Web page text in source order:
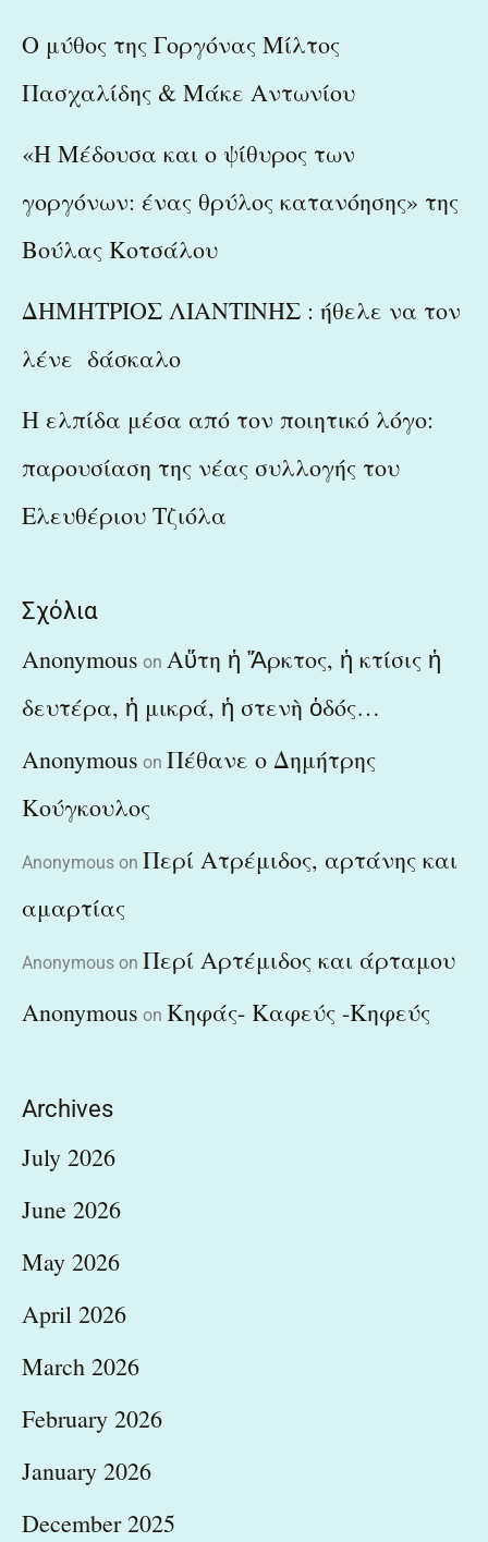
Ο μύθος της Γοργόνας Μίλτος
Πασχαλίδης & Μάκε Αντωνίου
«Η Μέδουσα και ο ψίθυρος των
γοργόνων: ένας θρύλος κατανόησης» της
Βούλας Κοτσάλου
ΔΗΜΗΤΡΙΟΣ ΛΙΑΝΤΙΝΗΣ : ήθελε να τον
λένε δάσκαλο
Η ελπίδα μέσα από τον ποιητικό λόγο:
παρουσίαση της νέας συλλογής του
Ελευθέριου Τζιόλα
Σχόλια
Anonymous on Αὕτη ἡ Ἄρκτος, ἡ κτίσις ἡ
δευτέρα, ἡ μικρά, ἡ στενὴ ὁδός…
Anonymous on Πέθανε ο Δημήτρης
Κούγκουλος
Anonymous on Περί Ατρέμιδος, αρτάνης και
αμαρτίας
Anonymous on Περί Αρτέμιδος και άρταμου
Anonymous on Κηφάς- Καφεύς -Κηφεύς
Archives
July 2026
June 2026
May 2026
April 2026
March 2026
February 2026
January 2026
December 2025